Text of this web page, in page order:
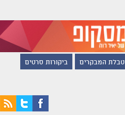
טבלת המבקרים ביקורות סרטים